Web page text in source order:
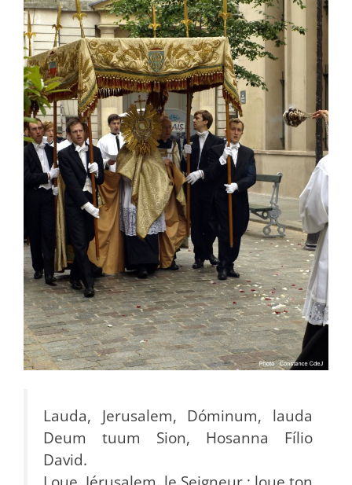
Lauda, Jerusalem, Dóminum, lauda
Deum tuum Sion, Hosanna Fílio
David.